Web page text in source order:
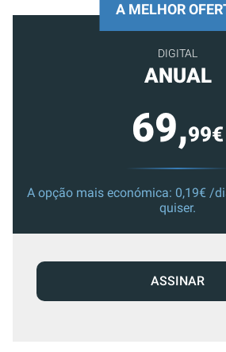
A MELHOR
DIGITAL
ANUAL
69,99€
A opção mais económica: 0,19€ /
quiser.
ASSINAR